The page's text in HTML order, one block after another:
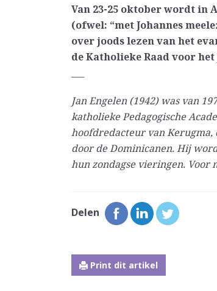
Van 23-25 oktober wordt in
(ofwel: “met Johannes
over joods lezen van het
de Katholieke Raad voor
Jan Engelen (1942) was van
katholieke Pedagogische
hoofdredacteur van
door de Dominicanen. Hij
hun zondagse vieringen.
Delen
Print dit artikel